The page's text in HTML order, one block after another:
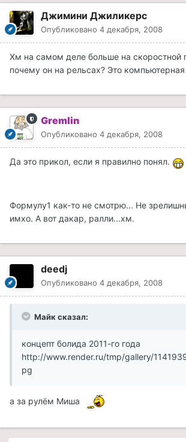
Джимини Джиликерс
Опубликовано 4 декабря, 2008
Хм на самом деле больше на скоростной
почему он на рельсах? Это
Gremlin
Опубликовано 4 декабря, 2008
Да это прикол, если я правилно понял.
Формулу1 как-то не смотрю... Не
имхо. А вот дакар, ралли...хм.
deedj
Опубликовано 4 декабря, 2008
Майк сказал:
концепт болида 2011-го года
http://www.render.ru/tmp/gallery/
pg
а за рулём Миша